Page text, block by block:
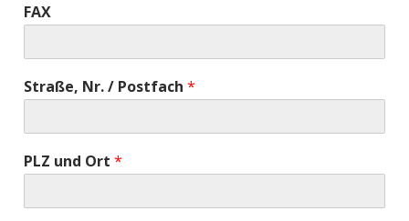
FAX
Straße, Nr. / Postfach *
PLZ und Ort *